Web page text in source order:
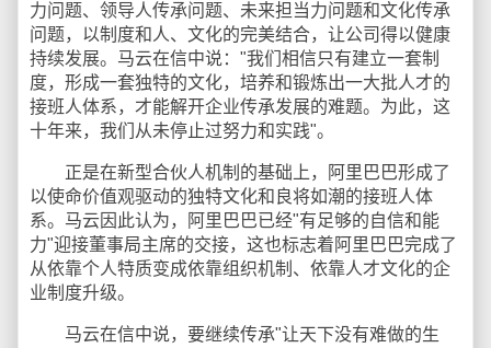
力问题、领导人传承问题、未来担当力问题和文化传承
问题，以制度和人、文化的完美结合，让公司得以健康
持续发展。马云在信中说："我们相信只有建立一套制
度，形成一套独特的文化，培养和锻炼出一大批人才的
接班人体系，才能解开企业传承发展的难题。为此，这
十年来，我们从未停止过努力和实践"。
正是在新型合伙人机制的基础上，阿里巴巴形成了
以使命价值观驱动的独特文化和良将如潮的接班人体
系。马云因此认为，阿里巴巴已经"有足够的自信和能
力"迎接董事局主席的交接，这也标志着阿里巴巴完成了
从依靠个人特质变成依靠组织机制、依靠人才文化的企
业制度升级。
马云在信中说，要继续传承"让天下没有难做的生